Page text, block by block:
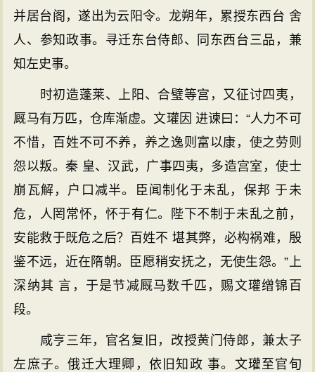
并居台阁，遂出为云阳令。龙朔年，累授东西台 舍
人、参知政事。寻迁东台侍郎、同东西台三品，兼
知左史事。
时初造蓬莱、上阳、合璧等宫，又征讨四夷，
厩马有万匹，仓库渐虚。文瓘因 进谏曰：“人力不可
不惜，百姓不可不养，养之逸则富以康，使之劳则
怨以叛。秦 皇、汉武，广事四夷，多造宫室，使士
崩瓦解，户口减半。臣闻制化于未乱，保邦 于未
危，人罔常怀，怀于有仁。陛下不制于未乱之前，
安能救于既危之后？百姓不 堪其弊，必构祸难，殷
鉴不远，近在隋朝。臣愿稍安抚之，无使生怨。”上
深纳其 言，于是节减厩马数千匹，赐文瓘缯锦百
段。
咸亨三年，官名复旧，改授黄门侍郎，兼太子
左庶子。俄迁大理卿，依旧知政 事。文瓘至官旬